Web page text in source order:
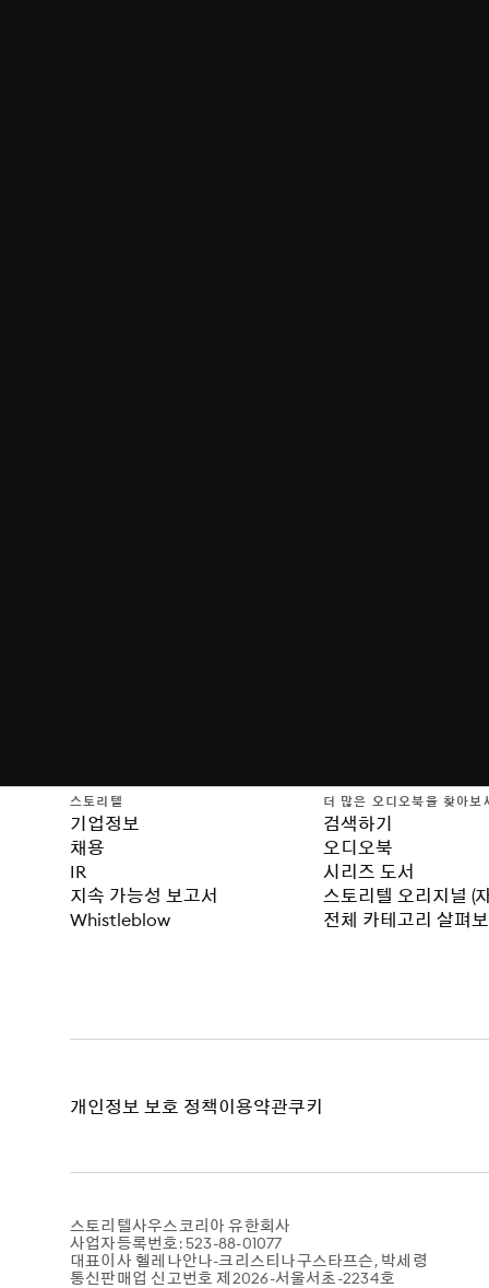
스토리텔
기업정보
채용
IR
지속 가능성 보고서
Whistleblow
더 많은 오디오북을 찾아보
검색하기
오디오북
시리즈 도서
스토리텔 오리지널 (
전체 카테고리 살펴
개인정보 보호 정책이용약관쿠키
스토리텔사우스코리아 유한회사
사업자등록번호: 523-88-01077
대표이사 헬레나안나-크리스티나구스타프슨, 박세령
통신판매업 신고번호 제2026-서울서초-2234호